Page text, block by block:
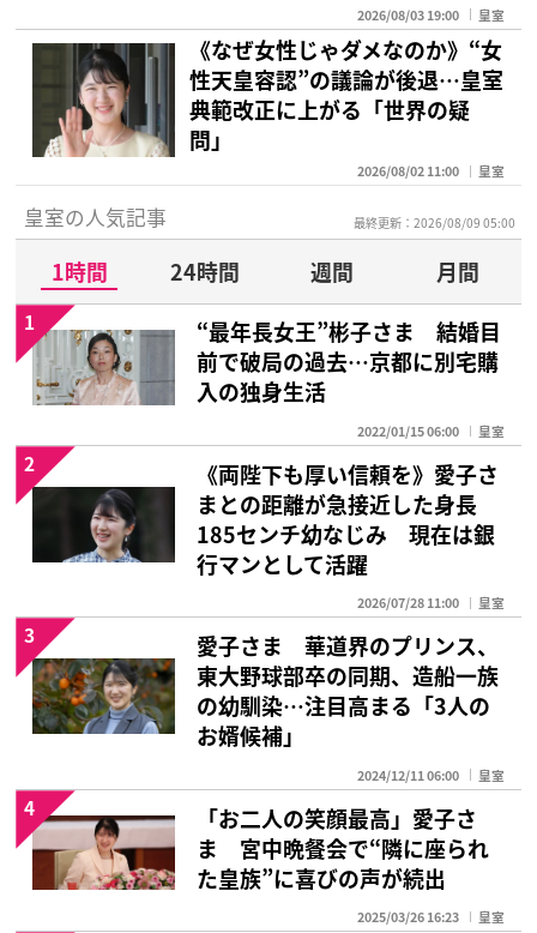
2026/08/03 19:00 皇室
《なぜ女性じゃダメなのか》“女
性天皇容認”の議論が後退…皇室
典範改正に上がる「世界の疑
問」
2026/08/02 11:00 皇室
皇室の人気記事 最終更新：2026/08/09 05:00
1時間 24時間 週間
月間
“最年長女王”彬子さま 結婚目
前で破局の過去…京都に別宅購
入の独身生活
2022/01/15 06:00 皇室
1
《両陛下も厚い信頼を》愛子さ
まとの距離が急接近した身長
185センチ幼なじみ 現在は銀
行マンとして活躍
2026/07/28 11:00 皇室
2
愛子さま 華道界のプリンス、
東大野球部卒の同期、造船一族
の幼馴染…注目高まる「3人の
お婿候補」
2024/12/11 06:00 皇室
3
「お二人の笑顔最高」愛子さ
ま 宮中晩餐会で“隣に座られ
た皇族”に喜びの声が続出
2025/03/26 16:23 皇室
4